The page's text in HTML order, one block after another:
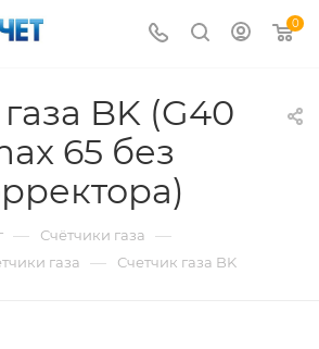
0
BK (G40
65 без
— Счётчики газа —
газа — Счетчик газа BK